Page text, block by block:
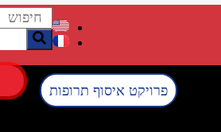
פרויקט איסוף תרופות